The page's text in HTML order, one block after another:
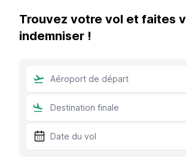
Trouvez votre vol et faites
indemniser !